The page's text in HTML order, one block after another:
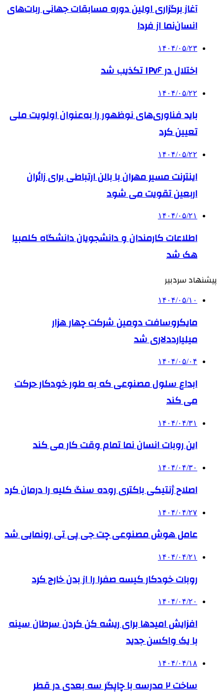
آغاز برگزاری اولین دوره مسابقات جهانی ربات‌های
انسان‌نما از فردا
۱۴۰۴/۰۵/۲۳
اختلال در IPv۶ تکذیب شد
۱۴۰۴/۰۵/۲۲
باید فناوری‌های نوظهور را به‌عنوان اولویت ملی
تعیین کرد
۱۴۰۴/۰۵/۲۲
اینترنت مسیر مهران با بالن ارتباطی برای زائران
اربعین تقویت می شود
۱۴۰۴/۰۵/۲۱
اطلاعات کارمندان و دانشجویان دانشگاه کلمبیا
هک شد
پیشنهاد سردبیر
۱۴۰۴/۰۵/۱۰
مایکروسافت دومین شرکت چهار هزار
میلیارددلاری شد
۱۴۰۴/۰۵/۰۴
ابداع سلول مصنوعی که به طور خودکار حرکت
می کند
۱۴۰۴/۰۴/۳۱
این روبات انسان نما تمام وقت کار می کند
۱۴۰۴/۰۴/۳۰
اصلاح ژنتیکی باکتری روده سنگ کلیه را درمان کرد
۱۴۰۴/۰۴/۲۷
عامل هوش مصنوعی چت جی پی تی رونمایی شد
۱۴۰۴/۰۴/۲۱
روبات خودکار کیسه صفرا را از بدن خارج کرد
۱۴۰۴/۰۴/۲۰
افزایش امیدها برای ریشه کن کردن سرطان سینه
با یک واکسن جدید
۱۴۰۴/۰۴/۱۸
ساخت ۲ مدرسه با چاپگر سه بعدی در قطر